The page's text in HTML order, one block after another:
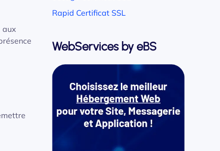
aux
Rapid Certificat SSL
WebServices by eBS